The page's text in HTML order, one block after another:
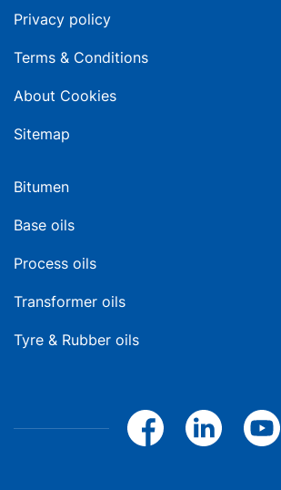
Privacy policy
Terms & Conditions
About Cookies
Sitemap
Bitumen
Base oils
Process oils
Transformer oils
Tyre & Rubber oils